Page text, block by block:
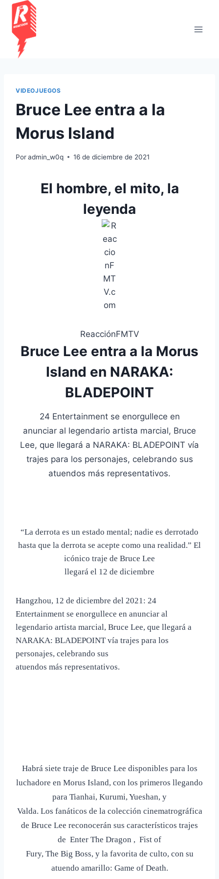
Saltar
contenido
VIDEOJUEGOS
Bruce Lee entra a la
Morus Island
Poradmin_w0q 16 de diciembre de 2021
El hombre, el mito, la
leyenda
ReacciónFMTV
Bruce Lee entra a la Morus
Island en NARAKA:
BLADEPOINT
24 Entertainment se enorgullece en
anunciar al legendario artista marcial, Bruce
Lee, que llegará a NARAKA: BLADEPOINT vía
trajes para los personajes, celebrando sus
atuendos más representativos.
“La derrota es un estado mental; nadie es derrotado
hasta que la derrota se acepte como una realidad.” El
icónico traje de Bruce Lee
llegará el 12 de diciembre
Hangzhou, 12 de diciembre del 2021: 24
Entertainment se enorgullece en anunciar al
legendario artista marcial, Bruce Lee, que llegará a
NARAKA: BLADEPOINT vía trajes para los
personajes, celebrando sus
atuendos más representativos.
Habrá siete traje de Bruce Lee disponibles para los
luchadore en Morus Island, con los primeros llegando
para Tianhai, Kurumi, Yueshan, y
Valda. Los fanáticos de la colección cinematrográfica
de Bruce Lee reconocerán sus característicos trajes
de Enter The Dragon , Fist of
Fury, The Big Boss, y la favorita de culto, con su
atuendo amarillo: Game of Death.